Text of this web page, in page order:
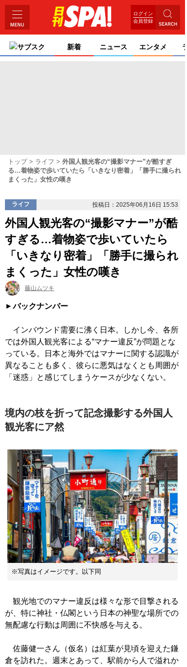
ログイン
会員登録
サブスク 新着 ニュース エンタメ
トップ ライフ
外国人観光客の“撮影マナー”が酷すぎ
る…着物姿で歩いていたら「いきなり密着」「勝手に撮られ
まくった」女性の嘆き
ライフ 投稿日：2025年06月16日 15:53
外国人観光客の“撮影マナー”が酷
すぎる…着物姿で歩いていたら
「いきなり密着」「勝手に撮られ
まくった」女性の嘆き
藤山ムツキ
バックナンバー
インバウンド需要に沸く日本。しかし今、各所
では外国人観光客による“マナー違反”が問題とな
っている。日本と海外ではマナーに関する認識が
異なることも多く、彼らに悪気はなくとも周囲が
「迷惑」と感じてしまうケースが少なくない。
境内の枝を折って記念撮影する外国人
観光客にア然
※写真はイメージです。以下同
観光地でのマナー違反は様々な形で目撃される
が、特に神社・仏閣という日本の神聖な場所での
無配慮な行動は周囲に不快感を与える。
佐藤健一さん（仮名）は紅葉が見頃を迎えた鎌
倉を訪れた。週末とあって、駅前から人で溢れか